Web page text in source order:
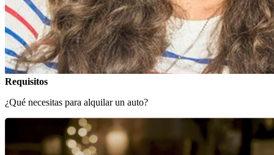
Requisitos
¿Qué necesitas para alquilar un auto?